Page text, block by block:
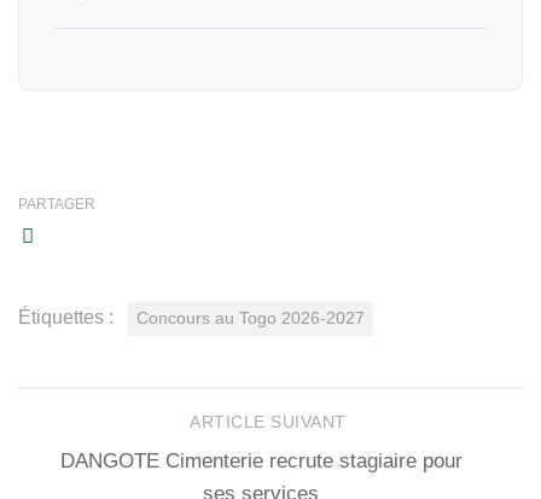
PARTAGER
Étiquettes : Concours au Togo 2026-2027
ARTICLE SUIVANT
DANGOTE Cimenterie recrute stagiaire pour
ses services